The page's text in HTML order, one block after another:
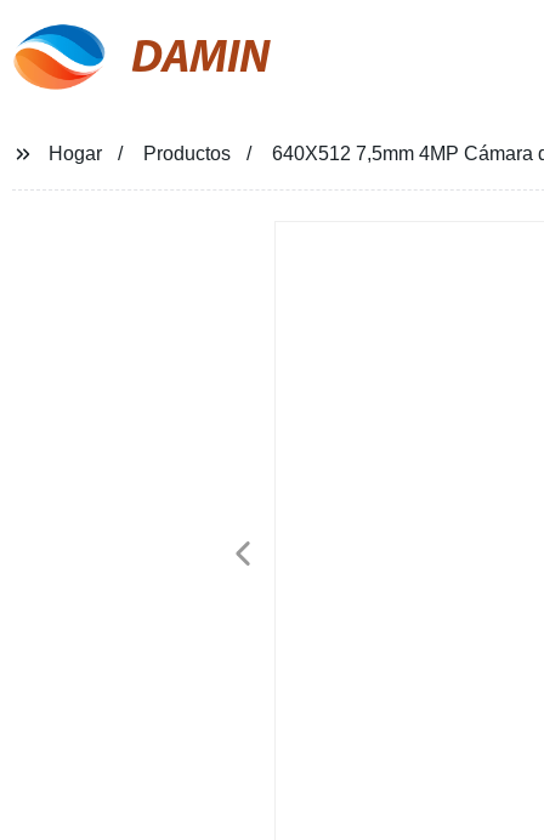
DAMIN
Hogar Productos 640X512 7,5mm 4MP Cámara